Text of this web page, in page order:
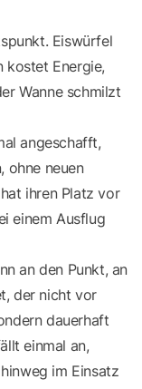
Eiswürfel
kostet Energie,
Wanne schmilzt
angeschafft,
ohne neuen
ihren Platz vor
einem Ausflug
an den Punkt, an
der nicht vor
dauerhaft
einmal an,
im Einsatz